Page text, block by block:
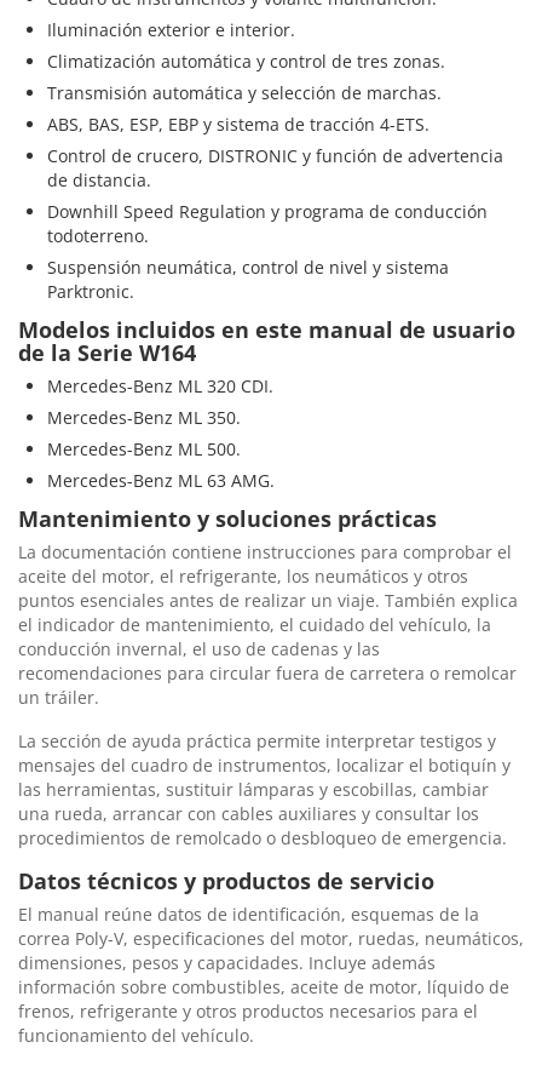
Iluminación exterior e interior.
Climatización automática y control de tres zonas.
Transmisión automática y selección de marchas.
ABS, BAS, ESP, EBP y sistema de tracción 4-ETS.
Control de crucero, DISTRONIC y función de advertencia
de distancia.
Downhill Speed Regulation y programa de conducción
todoterreno.
Suspensión neumática, control de nivel y sistema
Parktronic.
Modelos incluidos en este manual de usuario
de la Serie W164
Mercedes-Benz ML 320 CDI.
Mercedes-Benz ML 350.
Mercedes-Benz ML 500.
Mercedes-Benz ML 63 AMG.
Mantenimiento y soluciones prácticas
La documentación contiene instrucciones para comprobar el
aceite del motor, el refrigerante, los neumáticos y otros
puntos esenciales antes de realizar un viaje. También explica
el indicador de mantenimiento, el cuidado del vehículo, la
conducción invernal, el uso de cadenas y las
recomendaciones para circular fuera de carretera o remolcar
un tráiler.
La sección de ayuda práctica permite interpretar testigos y
mensajes del cuadro de instrumentos, localizar el botiquín y
las herramientas, sustituir lámparas y escobillas, cambiar
una rueda, arrancar con cables auxiliares y consultar los
procedimientos de remolcado o desbloqueo de emergencia.
Datos técnicos y productos de servicio
El manual reúne datos de identificación, esquemas de la
correa Poly-V, especificaciones del motor, ruedas, neumáticos,
dimensiones, pesos y capacidades. Incluye además
información sobre combustibles, aceite de motor, líquido de
frenos, refrigerante y otros productos necesarios para el
funcionamiento del vehículo.